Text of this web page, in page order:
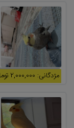
مژدگانی: 2,000,000 تومان